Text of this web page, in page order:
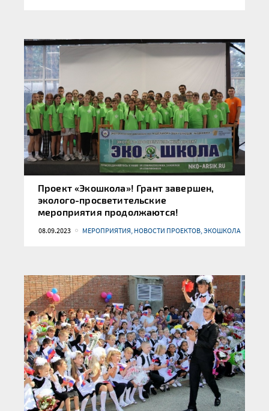
Проект «Экошкола»! Грант завершен,
эколого-просветительские
мероприятия продолжаются!
08.09.2023 МЕРОПРИЯТИЯ, НОВОСТИ ПРОЕКТОВ, ЭКОШКОЛА